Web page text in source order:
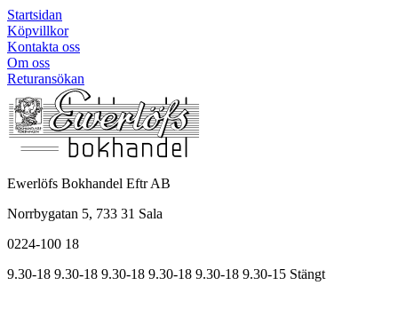
Startsidan
Köpvillkor
Kontakta oss
Om oss
Returansökan
Ewerlöfs Bokhandel Eftr AB
Norrbygatan 5, 733 31 Sala
0224-100 18
9.30-18 9.30-18 9.30-18 9.30-18 9.30-18 9.30-15 Stängt